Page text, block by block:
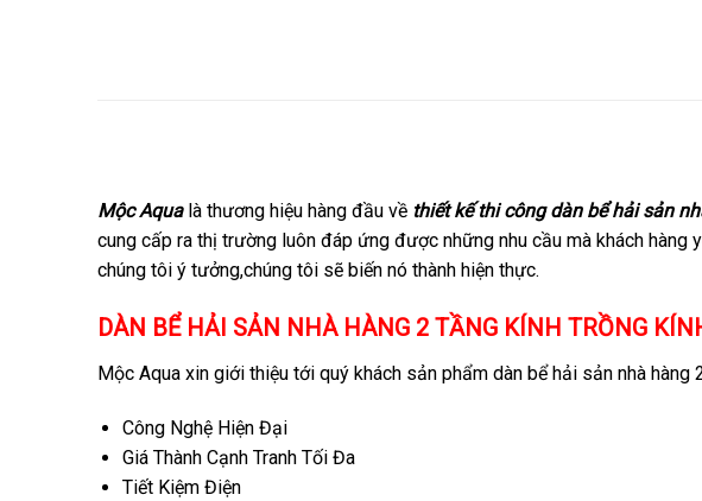
Mộc Aqualà thương hiệu hàng đầu về thiết kế thi công dàn bể hải sản
cung cấp ra thị trường luôn đáp ứng được những nhu cầu mà khách
chúng tôi ý tưởng,chúng tôi sẽ biến nó thành hiện thực.
DÀN BỂ HẢI SẢN NHÀ HÀNG 2 TẦNG KÍNH TRỒNG
Mộc Aqua xin giới thiệu tới quý khách sản phẩm dàn bể hải sản nhà
Công Nghệ Hiện Đại
Giá Thành Cạnh Tranh Tối Đa
Tiết Kiệm Điện